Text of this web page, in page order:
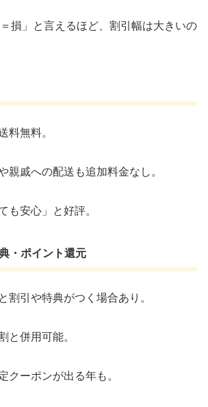
＝損」と言えるほど、割引幅は大きいの
料無料。
親戚への配送も追加料金なし。
も安心」と好評。
・ポイント還元
割引や特典がつく場合あり。
と併用可能。
クーポンが出る年も。